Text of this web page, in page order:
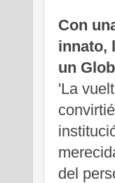
Con
innato,
un
'La
del